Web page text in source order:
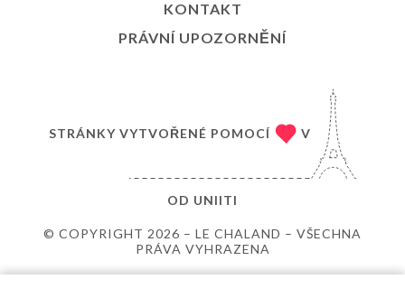
KONTAKT
PRÁVNÍ UPOZORNĚNÍ
© COPYRIGHT 2026 – LE CHALAND – VŠECHNA
PRÁVA VYHRAZENA
STRÁNKY VYTVOŘENÉ POMOCÍ V
OD UNIITI